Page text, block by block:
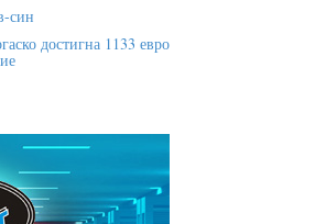
син
достигна 1133 евро